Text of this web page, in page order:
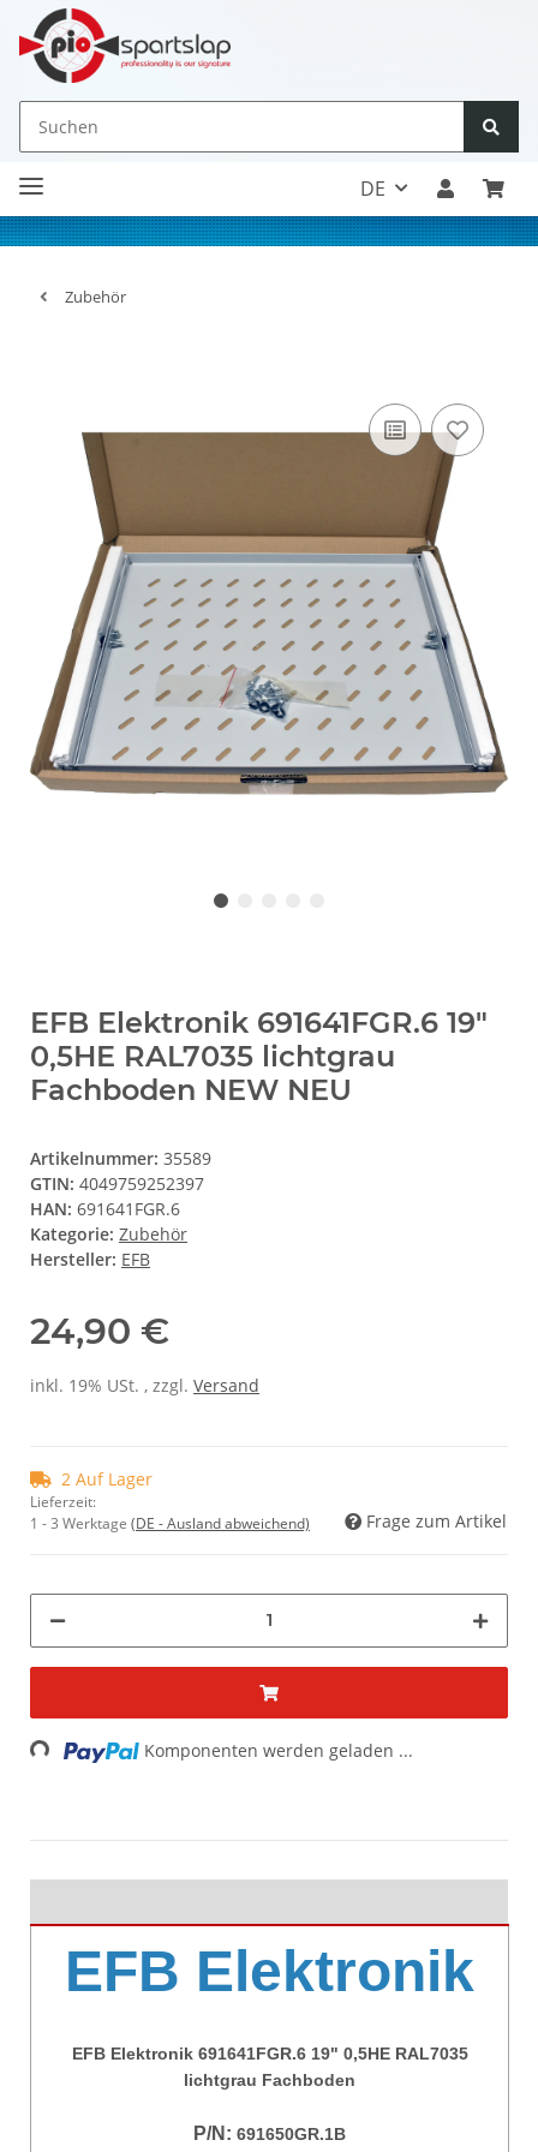
DE
Zubehör
EFB Elektronik 691641FGR.6 19"
0,5HE RAL7035 lichtgrau
Fachboden NEW NEU
Artikelnummer: 35589
GTIN: 4049759252397
HAN: 691641FGR.6
Kategorie: Zubehör
Hersteller: EFB
24,90 €
inkl. 19% USt. , zzgl. Versand
2 Auf Lager
Lieferzeit:
1 - 3 Werktage (DE - Ausland abweichend) Frage zum Artikel
Loading... Komponenten werden geladen ...
EFB Elektronik
EFB Elektronik 691641FGR.6 19" 0,5HE RAL7035
lichtgrau Fachboden
P/N: 691650GR.1B